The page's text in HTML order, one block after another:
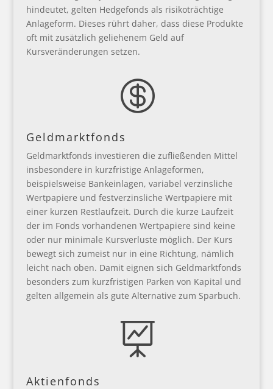
hindeutet, gelten Hedgefonds als risikoträchtige
Anlageform. Dieses rührt daher, dass diese Produkte
oft mit zusätzlich geliehenem Geld auf
Kursveränderungen setzen.

Geldmarktfonds
Geldmarktfonds investieren die zufließenden Mittel
insbesondere in kurzfristige Anlageformen,
beispielsweise Bankeinlagen, variabel verzinsliche
Wertpapiere und festverzinsliche Wertpapiere mit
einer kurzen Restlaufzeit. Durch die kurze Laufzeit
der im Fonds vorhandenen Wertpapiere sind keine
oder nur minimale Kursverluste möglich. Der Kurs
bewegt sich zumeist nur in eine Richtung, nämlich
leicht nach oben. Damit eignen sich Geldmarktfonds
besonders zum kurzfristigen Parken von Kapital und
gelten allgemein als gute Alternative zum Sparbuch.

Aktienfonds